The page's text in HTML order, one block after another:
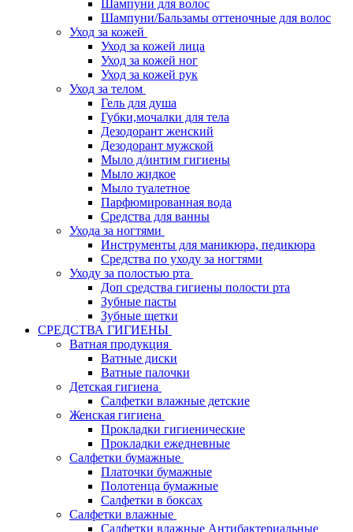
Шампуни для волос
Шампуни/Бальзамы оттеночные для волос
Уход за кожей
Уход за кожей лица
Уход за кожей ног
Уход за кожей рук
Уход за телом
Гель для душа
Губки,мочалки для тела
Дезодорант женский
Дезодорант мужской
Мыло д/интим гигиены
Мыло жидкое
Мыло туалетное
Парфюмированная вода
Средства для ванны
Ухода за ногтями
Инструменты для маникюра, педикюра
Средства по уходу за ногтями
Уходу за полостью рта
Доп средства гигиены полости рта
Зубные пасты
Зубные щетки
СРЕДСТВА ГИГИЕНЫ
Ватная продукция
Ватные диски
Ватные палочки
Детская гигиена
Салфетки влажные детские
Женская гигиена
Прокладки гигиенические
Прокладки ежедневные
Салфетки бумажные
Платочки бумажные
Полотенца бумажные
Салфетки в боксах
Салфетки влажные
Салфетки влажные Антибактериальные